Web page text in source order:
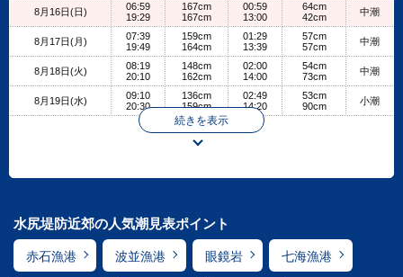
8月16日(日)
06:59
19:29
167cm
167cm
00:59
13:00
64cm
42cm
中潮
8月17日(月)
07:39
19:49
159cm
164cm
01:29
13:39
57cm
57cm
中潮
8月18日(火)
08:19
20:10
148cm
162cm
02:00
14:00
54cm
73cm
中潮
8月19日(水)
09:10
20:30
136cm
159cm
02:49
14:20
53cm
90cm
小潮
続きを表示
水尻堤防近郊の人気潮見表ポイント
赤石漁港 波並漁港 眼鏡岩 七海漁港